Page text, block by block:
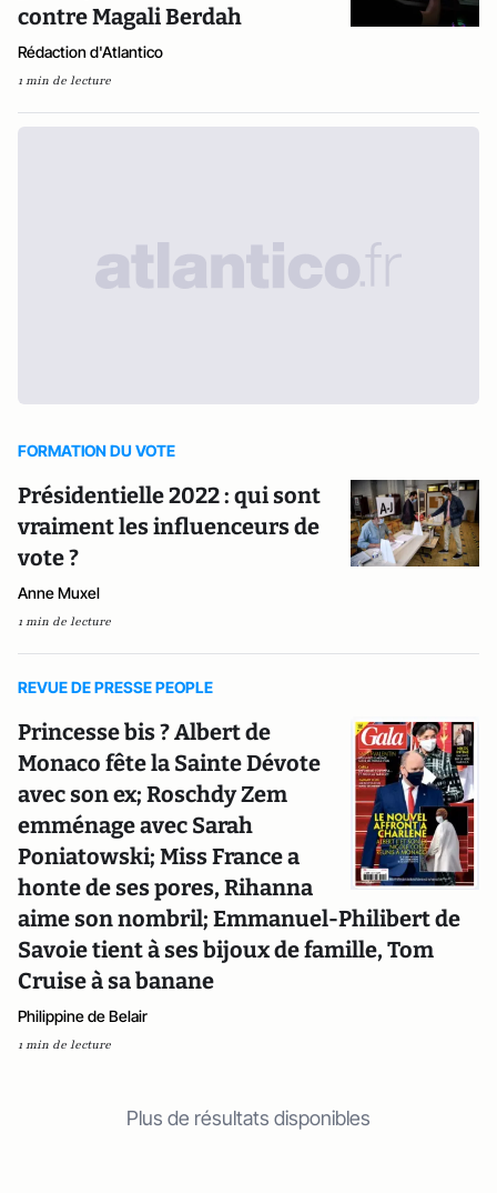
contre Magali Berdah
Rédaction d'Atlantico
1 min de lecture
FORMATION DU VOTE
Présidentielle 2022 : qui sont
vraiment les influenceurs de
vote ?
Anne Muxel
1 min de lecture
REVUE DE PRESSE PEOPLE
Princesse bis ? Albert de
Monaco fête la Sainte Dévote
avec son ex; Roschdy Zem
emménage avec Sarah
Poniatowski; Miss France a
honte de ses pores, Rihanna
aime son nombril; Emmanuel-Philibert de
Savoie tient à ses bijoux de famille, Tom
Cruise à sa banane
Philippine de Belair
1 min de lecture
Plus de résultats disponibles